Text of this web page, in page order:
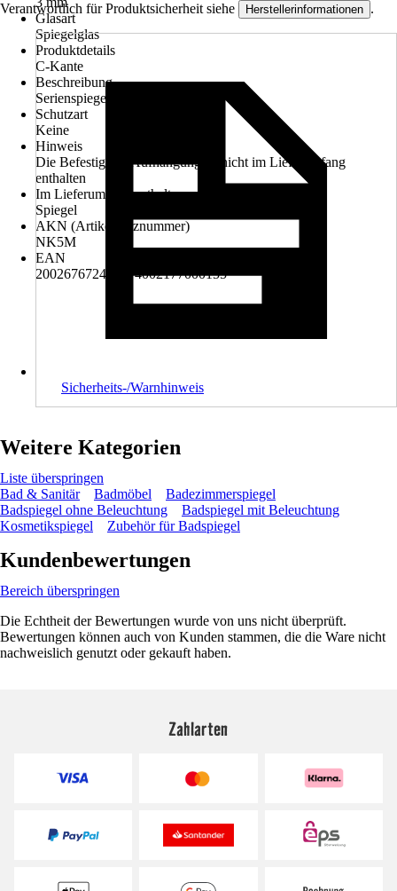
Glasart
Spiegelglas
Produktdetails
C-Kante
Beschreibung
Serienspiegel ohne Aufhängung
Schutzart
Keine
Hinweis
Die Befestigung/Aufhängung ist nicht im Lieferumfang
enthalten
Im Lieferumfang enthalten
Spiegel
AKN (Artikelkurznummer)
NK5M
EAN
2002676724004, 4002177000155
Verantwortlich für Produktsicherheit siehe Herstellerinformationen .
Sicherheits-/Warnhinweis
Weitere Kategorien
Liste überspringen
Bad & Sanitär
Badmöbel
Badezimmerspiegel
Badspiegel ohne Beleuchtung
Badspiegel mit Beleuchtung
Kosmetikspiegel
Zubehör für Badspiegel
Kundenbewertungen
Bereich überspringen
Die Echtheit der Bewertungen wurde von uns nicht überprüft.
Bewertungen können auch von Kunden stammen, die die Ware nicht
nachweislich genutzt oder gekauft haben.
Zahlarten